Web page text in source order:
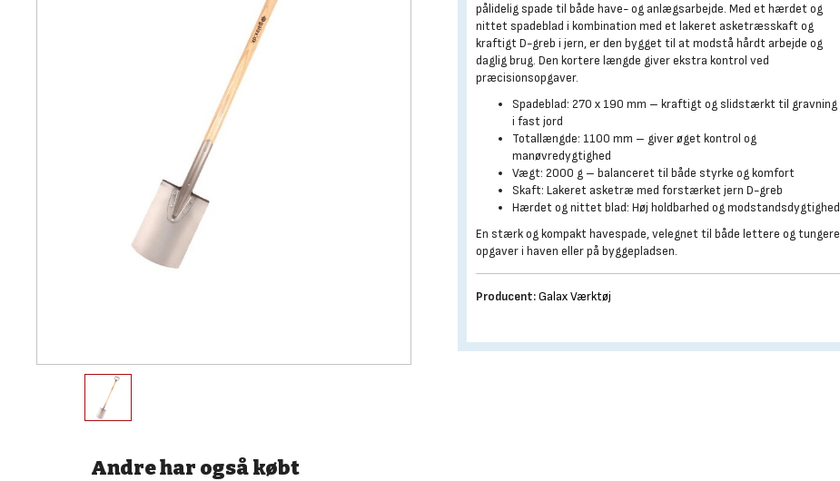
pålidelig spade til både have- og anlægsarbejde. Med et hærdet og
nittet spadeblad i kombination med et lakeret asketræsskaft og
kraftigt D-greb i jern, er den bygget til at modstå hårdt arbejde og
daglig brug. Den kortere længde giver ekstra kontrol ved
præcisionsopgaver.
Spadeblad: 270 x 190 mm – kraftigt og slidstærkt til gravning
i fast jord
Totallængde: 1100 mm – giver øget kontrol og
manøvredygtighed
Vægt: 2000 g – balanceret til både styrke og komfort
Skaft: Lakeret asketræ med forstærket jern D-greb
Hærdet og nittet blad: Høj holdbarhed og modstandsdygtighed
En stærk og kompakt havespade, velegnet til både lettere og tungere
opgaver i haven eller på byggepladsen.
Producent:Galax Værktøj
Andre har også købt